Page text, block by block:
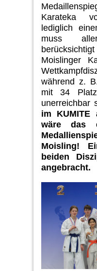
Karateka
lediglich
muss
Moislinger
während z.
mit 34
unerreichbar
im KUMITE
wäre das
Moisling!
beiden
angebracht.